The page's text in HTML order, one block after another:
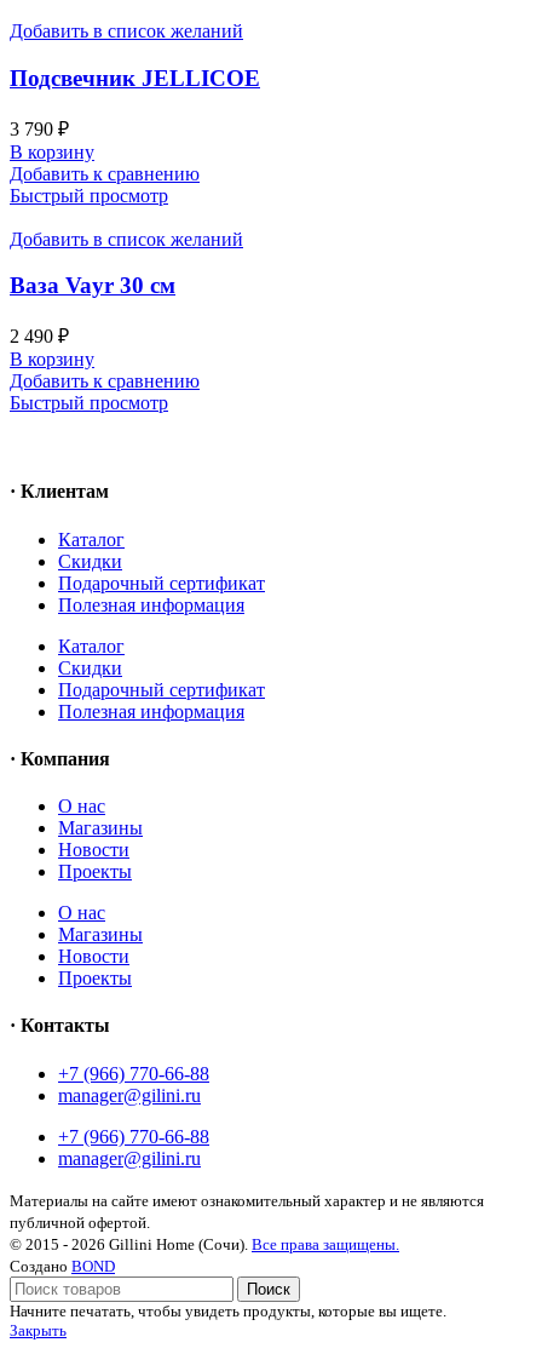
Добавить в список желаний
Подсвечник JELLICOE
3 790 ₽
В корзину
Добавить к сравнению
Быстрый просмотр
Добавить в список желаний
Ваза Vayr 30 см
2 490 ₽
В корзину
Добавить к сравнению
Быстрый просмотр
· Клиентам
Каталог
Скидки
Подарочный сертификат
Полезная информация
Каталог
Скидки
Подарочный сертификат
Полезная информация
· Компания
О нас
Магазины
Новости
Проекты
О нас
Магазины
Новости
Проекты
· Контакты
+7 (966) 770-66-88
manager@gilini.ru
+7 (966) 770-66-88
manager@gilini.ru
Материалы на сайте имеют ознакомительный характер и не являются
публичной офертой.
© 2015 - 2026 Gillini Home (Сочи). Все права защищены.
Создано BOND
Поиск
Начните печатать, чтобы увидеть продукты, которые вы ищете.
Закрыть